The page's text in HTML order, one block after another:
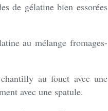
de gélatine bien essorées
au mélange fromages-
au fouet avec une
avec une spatule.